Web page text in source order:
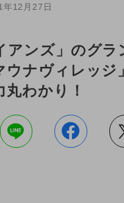
年12月27日
アンズ」のグ
ウナヴィレッジ
わかり！